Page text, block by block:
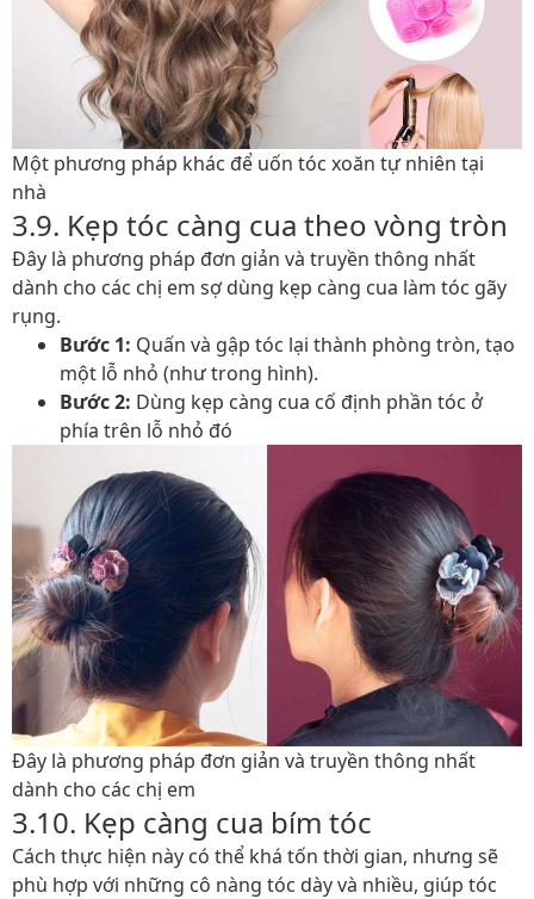
Một phương pháp khác để uốn tóc xoăn tự nhiên tại
nhà
3.9. Kẹp tóc càng cua theo vòng tròn
Đây là phương pháp đơn giản và truyền thông nhất
dành cho các chị em sợ dùng kẹp càng cua làm tóc gãy
rụng.
Bước 1: Quấn và gập tóc lại thành phòng tròn, tạo
một lỗ nhỏ (như trong hình).
Bước 2: Dùng kẹp càng cua cố định phần tóc ở
phía trên lỗ nhỏ đó
Đây là phương pháp đơn giản và truyền thông nhất
dành cho các chị em
3.10. Kẹp càng cua bím tóc
Cách thực hiện này có thể khá tốn thời gian, nhưng sẽ
phù hợp với những cô nàng tóc dày và nhiều, giúp tóc